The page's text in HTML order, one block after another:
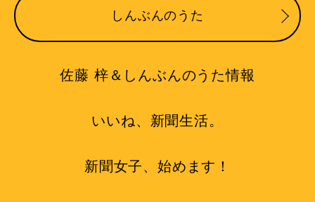
しんぶんのうた
佐藤 梓＆しんぶんのうた情報
いいね、新聞生活。
新聞女子、始めます！